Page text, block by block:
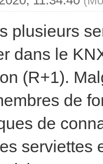
plusieurs
dans le
(R+1).
de
de
serviettes